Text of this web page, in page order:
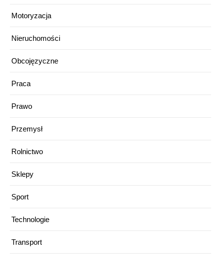
Motoryzacja
Nieruchomości
Obcojęzyczne
Praca
Prawo
Przemysł
Rolnictwo
Sklepy
Sport
Technologie
Transport